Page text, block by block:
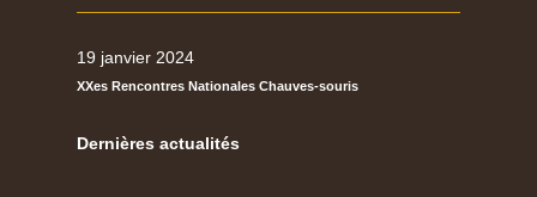
19 janvier 2024
XXes Rencontres Nationales Chauves-souris
Dernières actualités